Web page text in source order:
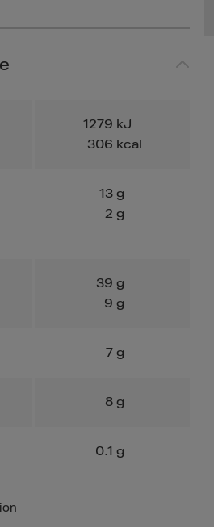
1279 kJ
306 kcal
13 g
2 g
39 g
9 g
7 g
8 g
0.1 g